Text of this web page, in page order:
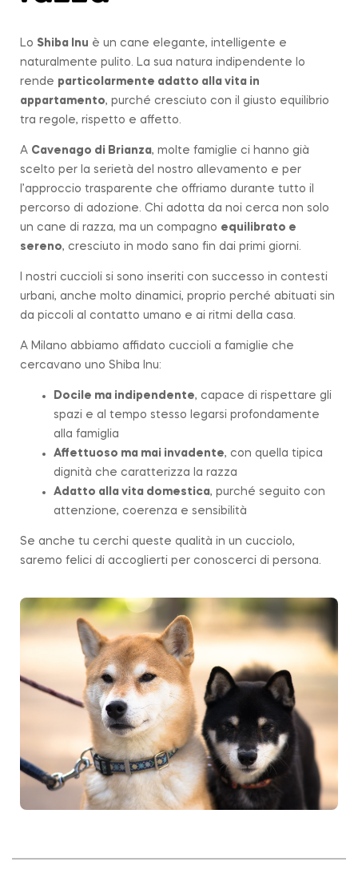
Lo Shiba Inu è un cane elegante, intelligente e
naturalmente pulito. La sua natura indipendente lo
rende particolarmente adatto alla vita in
appartamento, purché cresciuto con il giusto equilibrio
tra regole, rispetto e affetto.
A Cavenago di Brianza, molte famiglie ci hanno già
scelto per la serietà del nostro allevamento e per
l’approccio trasparente che offriamo durante tutto il
percorso di adozione. Chi adotta da noi cerca non solo
un cane di razza, ma un compagno equilibrato e
sereno, cresciuto in modo sano fin dai primi giorni.
I nostri cuccioli si sono inseriti con successo in contesti
urbani, anche molto dinamici, proprio perché abituati sin
da piccoli al contatto umano e ai ritmi della casa.
A Milano abbiamo affidato cuccioli a famiglie che
cercavano uno Shiba Inu:
Docile ma indipendente, capace di rispettare gli
spazi e al tempo stesso legarsi profondamente
alla famiglia
Affettuoso ma mai invadente, con quella tipica
dignità che caratterizza la razza
Adatto alla vita domestica, purché seguito con
attenzione, coerenza e sensibilità
Se anche tu cerchi queste qualità in un cucciolo,
saremo felici di accoglierti per conoscerci di persona.